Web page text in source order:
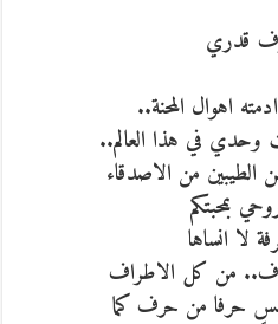
اهوال المحنة..
في هذا العالم..
الطيبين من الاصدقاء
بمحبتكم
لا انساها
من كل الاطراف
حرفا من حرف كما